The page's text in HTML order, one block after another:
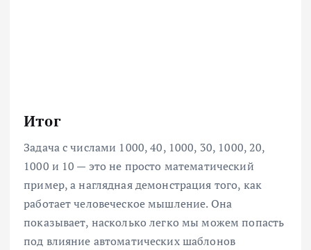
Итог
Задача с числами 1000, 40, 1000, 30, 1000, 20,
1000 и 10 — это не просто математический
пример, а наглядная демонстрация того, как
работает человеческое мышление. Она
показывает, насколько легко мы можем попасть
под влияние автоматических шаблонов